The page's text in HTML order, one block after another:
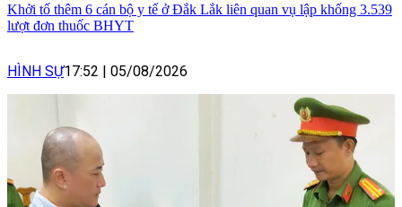
Khởi tố thêm 6 cán bộ y tế ở Đắk Lắk liên quan vụ lập khống 3.539
lượt đơn thuốc BHYT
HÌNH SỰ17:52 | 05/08/2026